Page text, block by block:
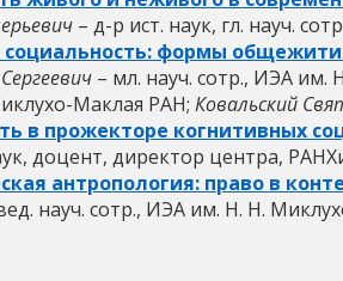
– д-р ист. наук, гл. науч.
социальность: формы
– мл. науч. сотр., ИЭА
Маклая РАН; Ковальский
в прожекторе когнитивных
доцент, директор центра,
антропология: право в
науч. сотр., ИЭА им. Н. Н.